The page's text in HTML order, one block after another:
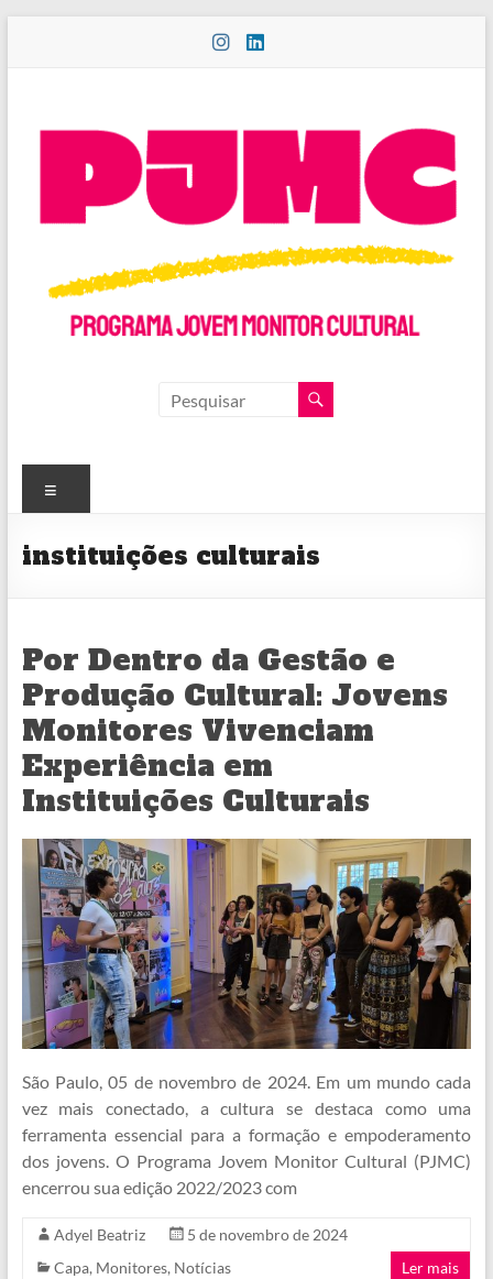
PROGRAMA
MONITOR
CULTURAL
instituições culturais
Por Dentro da Gestão e
Produção Cultural: Jovens
Monitores Vivenciam
Experiência em
Instituições Culturais
São Paulo, 05 de novembro de 2024. Em um mundo cada
vez mais conectado, a cultura se destaca como uma
ferramenta essencial para a formação e empoderamento
dos jovens. O Programa Jovem Monitor Cultural (PJMC)
encerrou sua edição 2022/2023 com
Adyel Beatriz
5 de novembro de 2024
Capa, Monitores, Notícias Ler mais